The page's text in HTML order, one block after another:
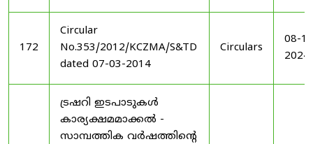
172
Circular
No.353/2012/KCZMA/S&TD
dated 07-03-2014
Circulars
08-
2024
ട്രഷറി ഇടപാടുകൾ
കാര്യക്ഷമമാക്കൽ -
സാമ്പത്തിക വർഷത്തിന്റെ